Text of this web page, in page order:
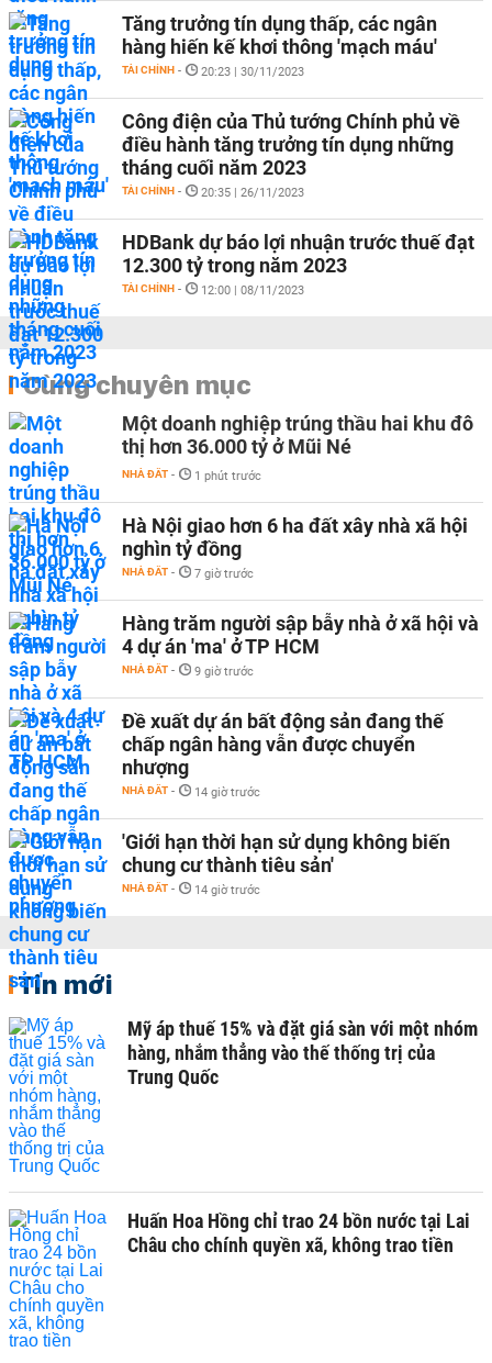
Tăng trưởng tín dụng thấp, các ngân
hàng hiến kế khơi thông 'mạch máu'
TÀI CHÍNH - 20:23 | 30/11/2023
Công điện của Thủ tướng Chính phủ về
điều hành tăng trưởng tín dụng những
tháng cuối năm 2023
TÀI CHÍNH - 20:35 | 26/11/2023
HDBank dự báo lợi nhuận trước thuế đạt
12.300 tỷ trong năm 2023
TÀI CHÍNH - 12:00 | 08/11/2023
Cùng chuyên mục
Một doanh nghiệp trúng thầu hai khu đô
thị hơn 36.000 tỷ ở Mũi Né
NHÀ ĐẤT - 1 phút trước
Hà Nội giao hơn 6 ha đất xây nhà xã hội
nghìn tỷ đồng
NHÀ ĐẤT - 7 giờ trước
Hàng trăm người sập bẫy nhà ở xã hội và
4 dự án 'ma' ở TP HCM
NHÀ ĐẤT - 9 giờ trước
Đề xuất dự án bất động sản đang thế
chấp ngân hàng vẫn được chuyển
nhượng
NHÀ ĐẤT - 14 giờ trước
'Giới hạn thời hạn sử dụng không biến
chung cư thành tiêu sản'
NHÀ ĐẤT - 14 giờ trước
Tin mới
Mỹ áp thuế 15% và đặt giá sàn với một nhóm
hàng, nhắm thẳng vào thế thống trị của
Trung Quốc
Huấn Hoa Hồng chỉ trao 24 bồn nước tại Lai
Châu cho chính quyền xã, không trao tiền